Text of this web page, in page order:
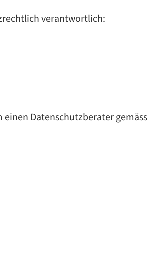
verantwortlich:
Datenschutzberater gemäss